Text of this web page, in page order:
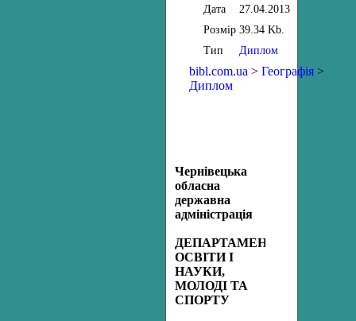
Дата
27.04.2013
Розмір 39.34 Kb.
Тип
Диплом
bibl.com.ua > Географія >
Диплом
Чернівецька
обласна
державна
адміністрація
ДЕПАРТАМЕНТ
ОСВІТИ І
НАУКИ,
МОЛОДІ ТА
СПОРТУ